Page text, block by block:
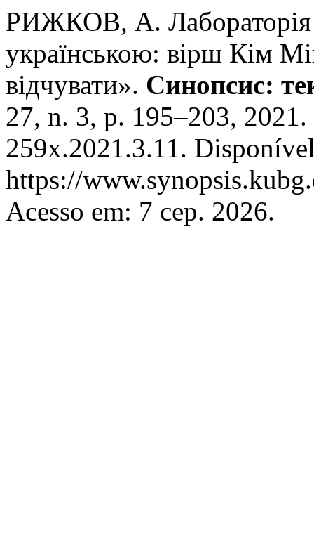
РИЖКОВ, А. Лабораторія
українською: вірш Кім
відчувати». Синопсис:
27, n. 3, p. 195–203,
259x.2021.3.11.
https://
Acesso em: 7 сер. 2026.